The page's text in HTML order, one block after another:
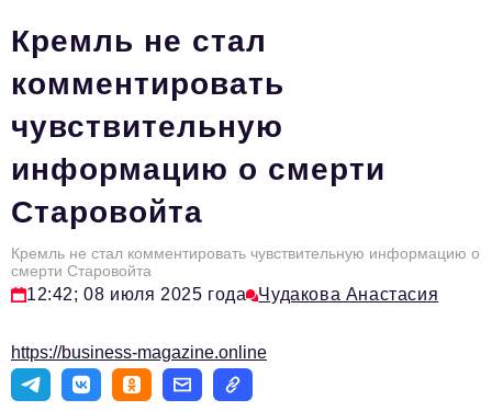
Тема номера
HR
Персона номера
Инфраструктура развития
Технологии и тренды
Туризм
Импортозамещение
Авторские материалы
Кремль не стал
комментировать
чувствительную
информацию о смерти
Старовойта
Кремль не стал комментировать чувствительную информацию о
смерти Старовойта
12:42; 08 июля 2025 года Чудакова Анастасия
https://business-magazine.online